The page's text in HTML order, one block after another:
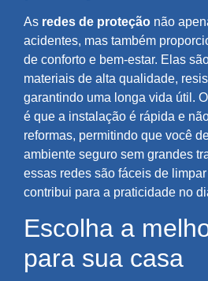
As redes de proteção não
acidentes, mas também
de conforto e bem-estar. Elas
materiais de alta qualidade,
garantindo uma longa vida útil.
é que a instalação é rápida e
reformas, permitindo que você
ambiente seguro sem grandes
essas redes são fáceis de
contribui para a praticidade no
Escolha a
para sua casa